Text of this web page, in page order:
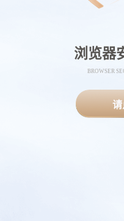
浏览器
BROWSER
请